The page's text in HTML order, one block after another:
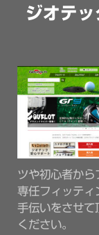
ジオテ
ツや初心者から
専任フィッティ
手伝いをさせて
ください。